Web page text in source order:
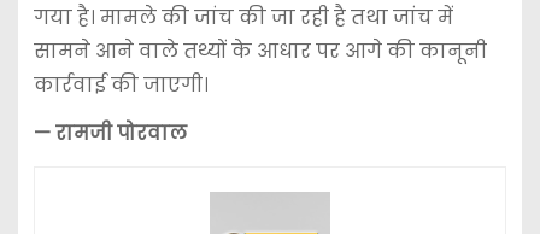
गया है। मामले की जांच की जा रही है तथा जांच में
सामने आने वाले तथ्यों के आधार पर आगे की कानूनी
कार्रवाई की जाएगी।
— रामजी पोरवाल